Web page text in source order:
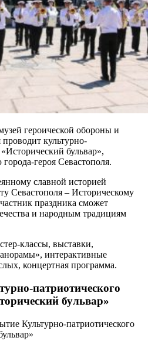
героической обороны и
культурно-
бульвар»,
героя Севастополя.
славной историей
Севастополя – Историческому
праздника сможет
и народным традициям
классы, выставки,
интерактивные
концертная программа.
патриотического
бульвар»
Культурно-патриотического